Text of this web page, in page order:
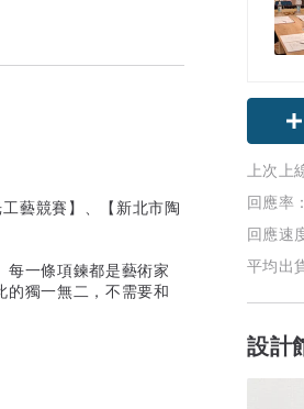
上次上
回應率：
回應速
平均出
設計
藝競賽】、【新北市陶
每一條項鍊都是藝術家
獨一無二，不需要和